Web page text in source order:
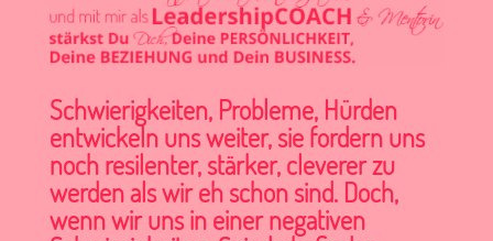
Schwierigkeiten, Probleme, Hürden
entwickeln uns weiter, sie fordern uns
noch resilenter, stärker, cleverer zu
werden als wir eh schon sind. Doch,
wenn wir uns in einer negativen